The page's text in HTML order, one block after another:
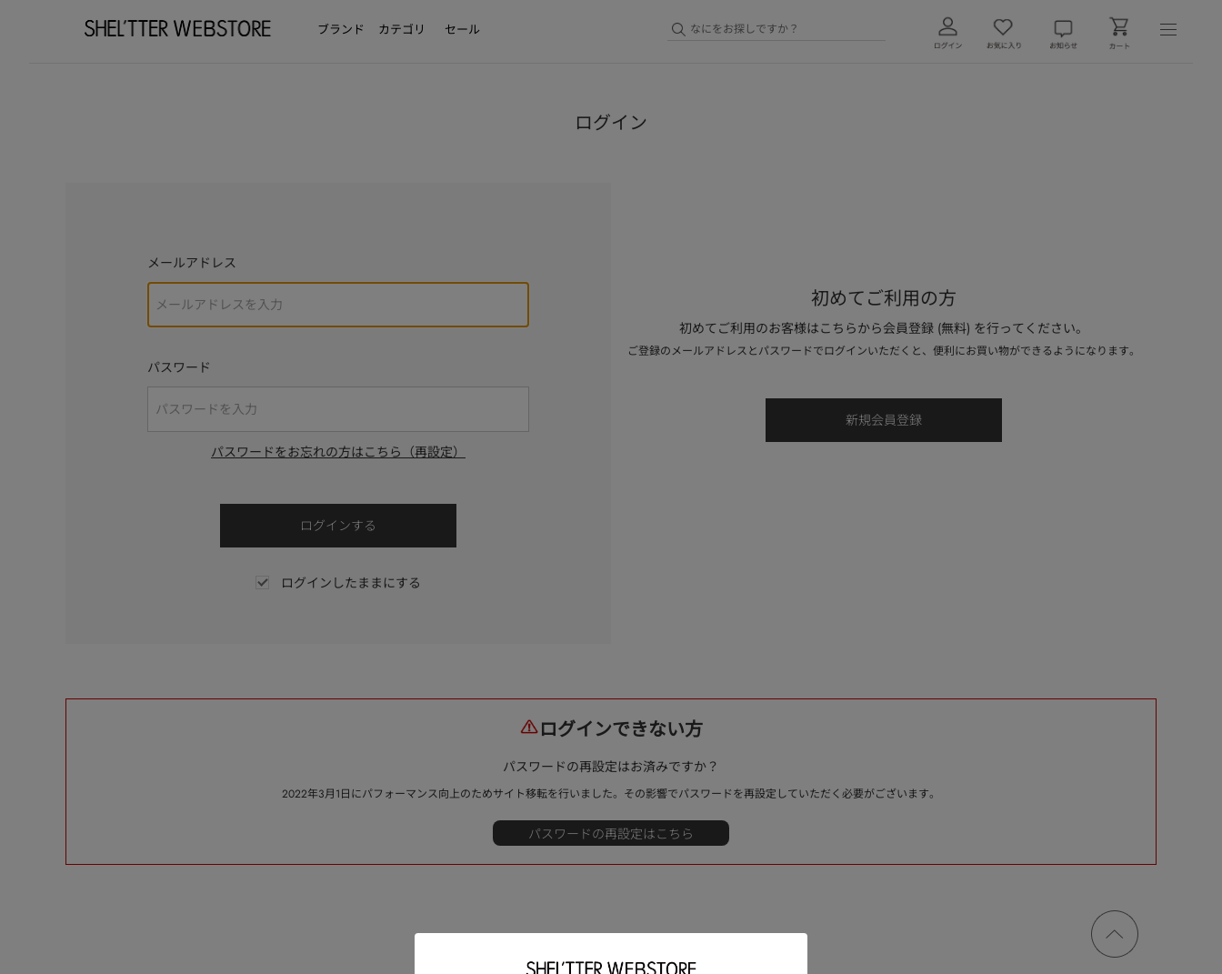
ブランド カテゴリ セール
ログイン
メールアドレス
パスワード
パスワードをお忘れの方はこちら（再設定）
ログインしたままにする
初めてご利用の方
初めてご利用のお客様はこちらから会員登録 (無料) を行ってください。
ご登録のメールアドレスとパスワードでログインいただくと、便利にお買い物ができるようになります。
ログインできない方
パスワードの再設定はお済みですか？
2022年3月1日にパフォーマンス向上のためサイト移転を行いました。その影響でパスワードを再設定していただく必要がございます。
ページ
トップ